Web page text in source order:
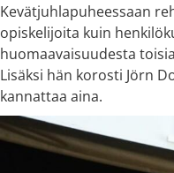
Kevätjuhlapuheessaan
opiskelijoita kuin
huomaavaisuudesta
Lisäksi hän korosti Jörn
kannattaa aina.